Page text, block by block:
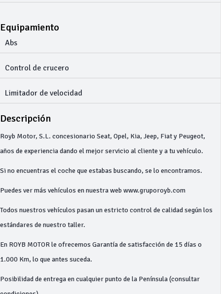
Equipamiento
Abs
Control de crucero
Limitador de velocidad
Descripción
Royb Motor, S.L. concesionario Seat, Opel, Kia, Jeep, Fiat y Peugeot,
años de experiencia dando el mejor servicio al cliente y a tu vehículo.
Si no encuentras el coche que estabas buscando, se lo encontramos.
Puedes ver más vehículos en nuestra web www.gruporoyb.com
Todos nuestros vehículos pasan un estricto control de calidad según los
estándares de nuestro taller.
En ROYB MOTOR le ofrecemos Garantía de satisfacción de 15 días o
1.000 Km, lo que antes suceda.
Posibilidad de entrega en cualquier punto de la Península (consultar